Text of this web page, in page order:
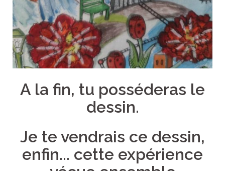
A la fin, tu posséderas le
dessin.
Je te vendrais ce dessin,
enfin... cette expérience